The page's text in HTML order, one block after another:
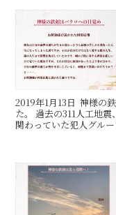
2019年1月13日 神様の
た。 過去の311人工地
関わっていた犯人グル